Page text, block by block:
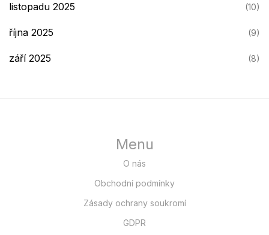
listopadu 2025 (10)
října 2025 (9)
září 2025 (8)
Menu
O nás
Obchodní podmínky
Zásady ochrany soukromí
GDPR